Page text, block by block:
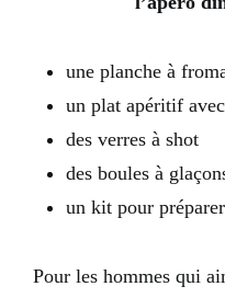
une planche à
un plat apéritif
des verres à shot
des boules à
un kit pour
Pour les hommes qui